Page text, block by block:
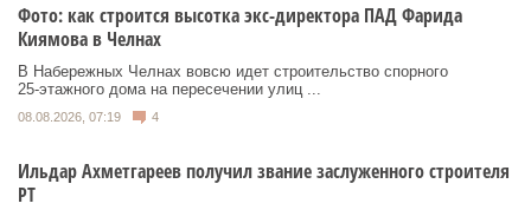
Фото: как строится высотка экс-директора ПАД Фарида
Киямова в Челнах
В Набережных Челнах вовсю идет строительство спорного
25‑этажного дома на пересечении улиц ...
08.08.2026, 07:19 4
Ильдар Ахметгареев получил звание заслуженного строителя
РТ